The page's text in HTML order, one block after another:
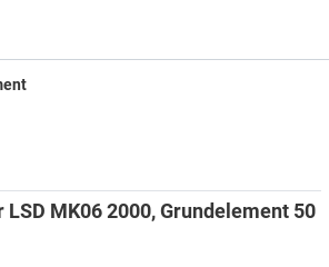
LSD MK06 2000, Grundelement 50